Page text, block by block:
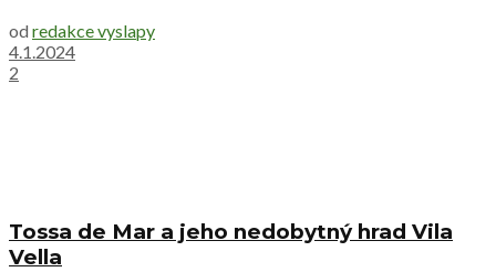
od redakce vyslapy
4.1.2024
2
Tossa de Mar a jeho nedobytný hrad Vila
Vella